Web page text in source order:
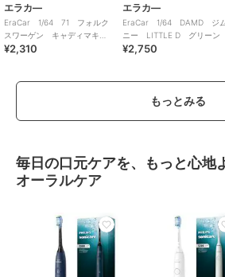
エラカ―
EraCar 1/64 71 フォルク
スワーゲン キャディマキ
シ バスメンテナンスカー
¥2,310
エラカ―
EraCar 1/64 DAMD ジ
ニー LITTLE D グリーン
¥2,750
もっとみる
毎日の口元ケアを、もっと心地
オーラルケア